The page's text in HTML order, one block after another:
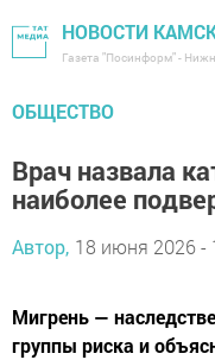
НОВОСТИ
Газета "Посинформ" -
ОБЩЕСТВО
Врач назвала
наиболее
Автор, 18 июня 2026 -
Мигрень —
группы риска и